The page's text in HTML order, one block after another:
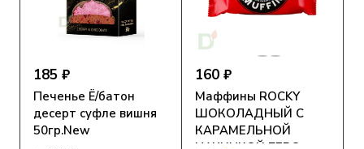
185 ₽
Печенье Ё/батон
десерт суфле вишня
50гр.New
160 ₽
Маффины ROCKY
ШОКОЛАДНЫЙ С
КАРАМЕЛЬНОЙ